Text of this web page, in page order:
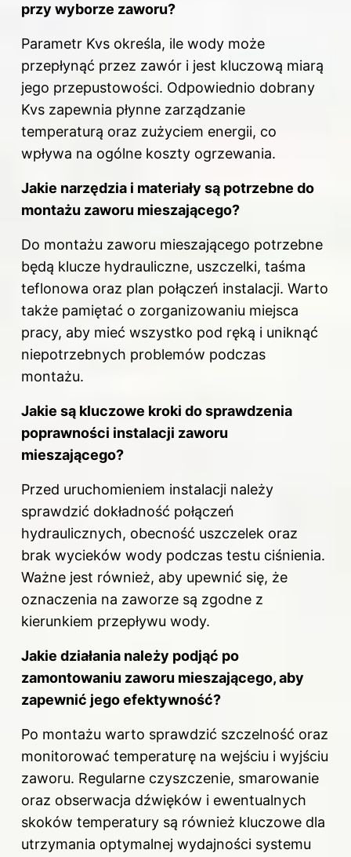
przy wyborze zaworu?
Parametr Kvs określa, ile wody może
przepłynąć przez zawór i jest kluczową miarą
jego przepustowości. Odpowiednio dobrany
Kvs zapewnia płynne zarządzanie
temperaturą oraz zużyciem energii, co
wpływa na ogólne koszty ogrzewania.
Jakie narzędzia i materiały są potrzebne do
montażu zaworu mieszającego?
Do montażu zaworu mieszającego potrzebne
będą klucze hydrauliczne, uszczelki, taśma
teflonowa oraz plan połączeń instalacji. Warto
także pamiętać o zorganizowaniu miejsca
pracy, aby mieć wszystko pod ręką i uniknąć
niepotrzebnych problemów podczas
montażu.
Jakie są kluczowe kroki do sprawdzenia
poprawności instalacji zaworu
mieszającego?
Przed uruchomieniem instalacji należy
sprawdzić dokładność połączeń
hydraulicznych, obecność uszczelek oraz
brak wycieków wody podczas testu ciśnienia.
Ważne jest również, aby upewnić się, że
oznaczenia na zaworze są zgodne z
kierunkiem przepływu wody.
Jakie działania należy podjąć po
zamontowaniu zaworu mieszającego, aby
zapewnić jego efektywność?
Po montażu warto sprawdzić szczelność oraz
monitorować temperaturę na wejściu i wyjściu
zaworu. Regularne czyszczenie, smarowanie
oraz obserwacja dźwięków i ewentualnych
skoków temperatury są również kluczowe dla
utrzymania optymalnej wydajności systemu